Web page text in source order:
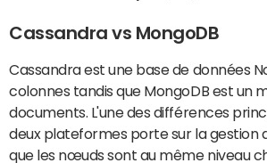
Cassandra vs MongoDB
Cassandra est une base de données
colonnes tandis que MongoDB est un
documents. L'une des différences
deux plateformes porte sur la gestion
que les nœuds sont au même niveau